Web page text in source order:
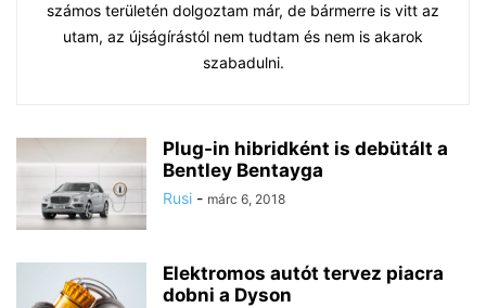
számos területén dolgoztam már, de bármerre is vitt az
utam, az újságírástól nem tudtam és nem is akarok
szabadulni.
Plug-in hibridként is debütált a
Bentley Bentayga
Rusi - márc 6, 2018
Elektromos autót tervez piacra
dobni a Dyson